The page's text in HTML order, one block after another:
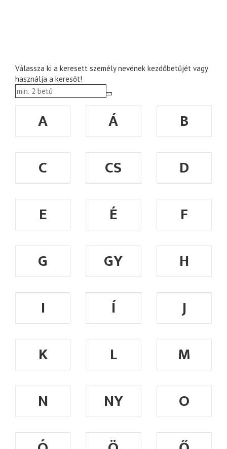
Válassza ki a keresett személy nevének kezdőbetűjét vagy
használja a keresőt!
A Á
B
C
CS
D
E
É
F
G
GY
H
I
Í
J
K
L
M
N
NY
O